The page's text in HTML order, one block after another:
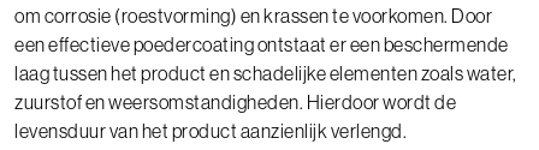
om corrosie (roestvorming) en krassen te voorkomen. Door
een effectieve poedercoating ontstaat er een beschermende
laag tussen het product en schadelijke elementen zoals water,
zuurstof en weersomstandigheden. Hierdoor wordt de
levensduur van het product aanzienlijk verlengd.